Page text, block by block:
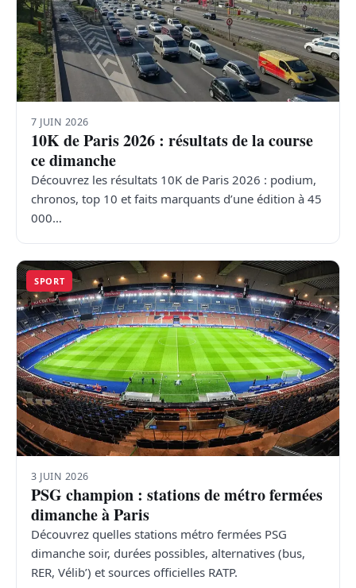
7 JUIN 2026
10K de Paris 2026 : résultats de la course
ce dimanche
Découvrez les résultats 10K de Paris 2026 : podium,
chronos, top 10 et faits marquants d’une édition à 45
000…
SPORT
3 JUIN 2026
PSG champion : stations de métro fermées
dimanche à Paris
Découvrez quelles stations métro fermées PSG
dimanche soir, durées possibles, alternatives (bus,
RER, Vélib’) et sources officielles RATP.